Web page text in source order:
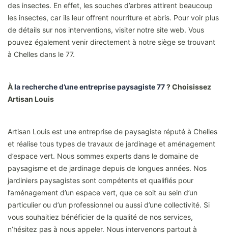
des insectes. En effet, les souches d’arbres attirent beaucoup
les insectes, car ils leur offrent nourriture et abris. Pour voir plus
de détails sur nos interventions, visiter notre site web. Vous
pouvez également venir directement à notre siège se trouvant
à Chelles dans le 77.
Àla recherche d’une entreprise paysagiste 77? Choisissez
Artisan Louis
Artisan Louis est une entreprise de paysagiste réputé à Chelles
et réalise tous types de travaux de jardinage et aménagement
d’espace vert. Nous sommes experts dans le domaine de
paysagisme et de jardinage depuis de longues années. Nos
jardiniers paysagistes sont compétents et qualifiés pour
l’aménagement d’un espace vert, que ce soit au sein d’un
particulier ou d’un professionnel ou aussi d’une collectivité. Si
vous souhaitiez bénéficier de la qualité de nos services,
n’hésitez pas à nous appeler. Nous intervenons partout à